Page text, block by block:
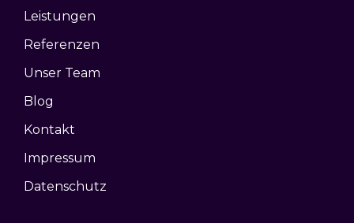
Leistungen
Referenzen
Unser Team
Blog
Kontakt
Impressum
Datenschutz